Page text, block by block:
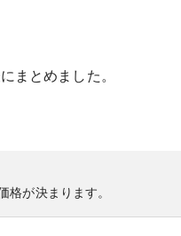
まとめました。
が決まります。